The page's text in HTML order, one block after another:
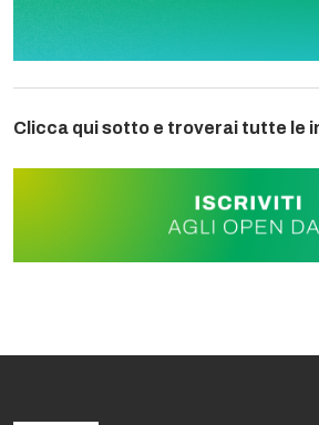
Clicca qui sotto e troverai tutte le